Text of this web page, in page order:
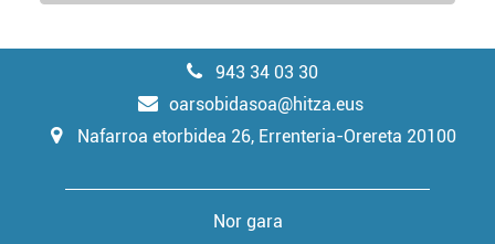
943 34 03 30
oarsobidasoa@hitza.eus
Nafarroa etorbidea 26, Errenteria-Orereta 20100
Nor gara